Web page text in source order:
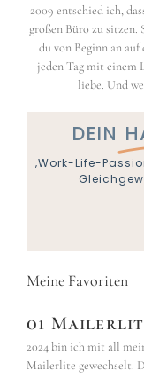
2009 entschied ich,
großen Büro zu sitzen.
du von Beginn an
jeden Tag mit einem
liebe. Und
DEIN
‚Work-Life-
Meine Favoriten
01
2024 bin ich mit all
Mailerlite gewechselt.